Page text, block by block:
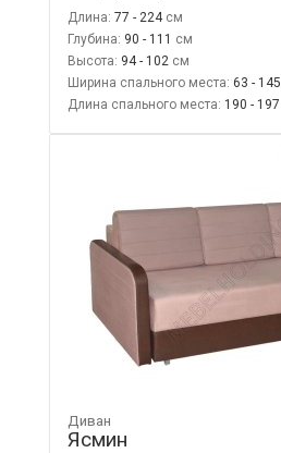
Длина: 77 - 224
Глубина: 90 - 111
Высота: 94 - 102
Ширина спального места: 63 - 145
Длина спального места: 190 - 197
Диван
Ясмин